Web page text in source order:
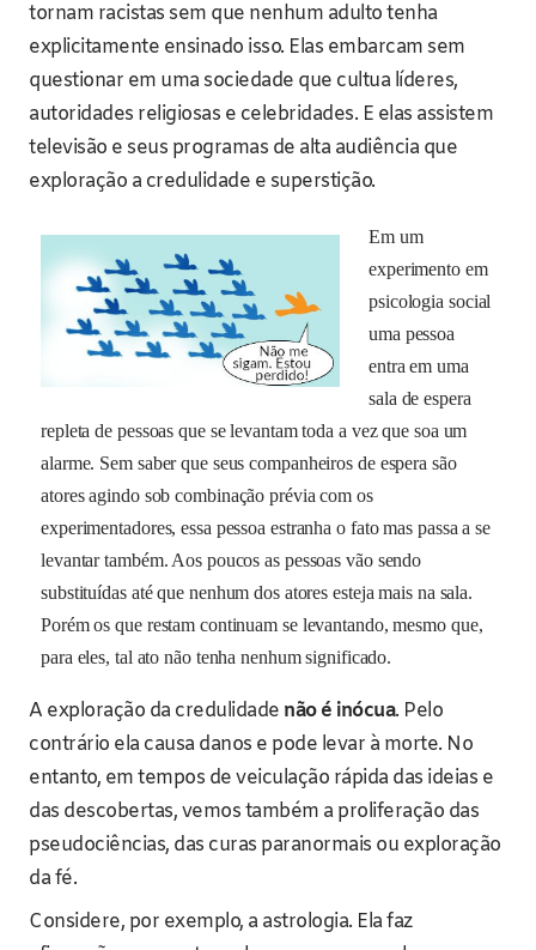
tornam racistas sem que nenhum adulto tenha
explicitamente ensinado isso. Elas embarcam sem
questionar em uma sociedade que cultua líderes,
autoridades religiosas e celebridades. E elas assistem
televisão e seus programas de alta audiência que
exploração a credulidade e superstição.
Em um
experimento em
psicologia social
uma pessoa
entra em uma
sala de espera
repleta de pessoas que se levantam toda a vez que soa um
alarme. Sem saber que seus companheiros de espera são
atores agindo sob combinação prévia com os
experimentadores, essa pessoa estranha o fato mas passa a se
levantar também. Aos poucos as pessoas vão sendo
substituídas até que nenhum dos atores esteja mais na sala.
Porém os que restam continuam se levantando, mesmo que,
para eles, tal ato não tenha nenhum significado.
A exploração da credulidade não é inócua. Pelo
contrário ela causa danos e pode levar à morte. No
entanto, em tempos de veiculação rápida das ideias e
das descobertas, vemos também a proliferação das
pseudociências, das curas paranormais ou exploração
da fé.
Considere, por exemplo, a astrologia. Ela faz